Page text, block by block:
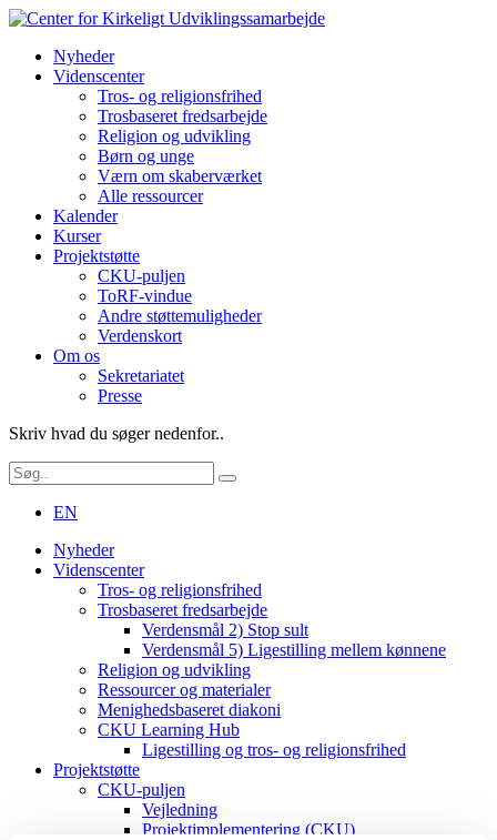
Nyheder
Videnscenter
Tros- og religionsfrihed
Trosbaseret fredsarbejde
Religion og udvikling
Børn og unge
Værn om skaberværket
Alle ressourcer
Kalender
Kurser
Projektstøtte
CKU-puljen
ToRF-vindue
Andre støttemuligheder
Verdenskort
Om os
Sekretariatet
Presse
Skriv hvad du søger nedenfor..
EN
Nyheder
Videnscenter
Tros- og religionsfrihed
Trosbaseret fredsarbejde
Verdensmål 2) Stop sult
Verdensmål 5) Ligestilling mellem kønnene
Religion og udvikling
Ressourcer og materialer
Menighedsbaseret diakoni
CKU Learning Hub
Ligestilling og tros- og religionsfrihed
Projektstøtte
CKU-puljen
Vejledning
Projektimplementering (CKU)